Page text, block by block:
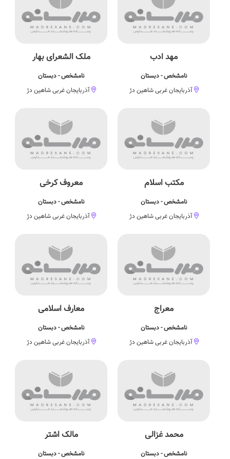
مهد ادب
نامشخص - دبستان
آذربایجان غربی شاهین دژ
ملک الشعرای بهار
نامشخص - دبستان
آذربایجان غربی شاهین دژ
مکتب اسلام
نامشخص - دبستان
آذربایجان غربی شاهین دژ
معروف کرخی
نامشخص - دبستان
آذربایجان غربی شاهین دژ
معراج
نامشخص - دبستان
آذربایجان غربی شاهین دژ
معارف اسلامی
نامشخص - دبستان
آذربایجان غربی شاهین دژ
محمد غزالی
نامشخص - دبستان
مالک اشتر
نامشخص - دبستان